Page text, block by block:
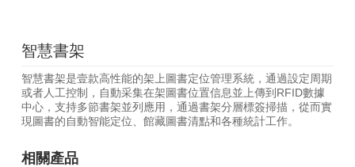
智慧書架
智慧書架是壹款高性能的架上圖書定位管理系統，通過設定周期
或者人工控制，自動采集在架圖書位置信息並上傳到RFID數據
中心，支持多節書架並列應用，通過書架分層標簽掃描，從而實
現圖書的自動智能定位、館藏圖書清點和各種統計工作。
相關產品